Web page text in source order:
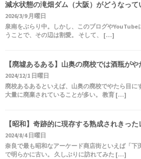
減水状態の滝畑ダム（大阪）がどうなって
2026/3/9 月曜日
泉南をぶらり中。しかし、このブログやYouTube
うことで、その辺は割愛。 そして、 […]
【廃墟あるある】山奥の廃校では酒瓶が
2024/12/1 日曜日
廃校あるあるといえば、山奥の廃校でやたら目に
大量に廃棄されていることが多い。 教育 […]
【昭和】奇跡的に現存する熟成されきっ
2024/8/4 日曜日
奈良で最も昭和なアーケード商店街といえば「下
で明らかに古い。 久しぶりに訪れてみた […]